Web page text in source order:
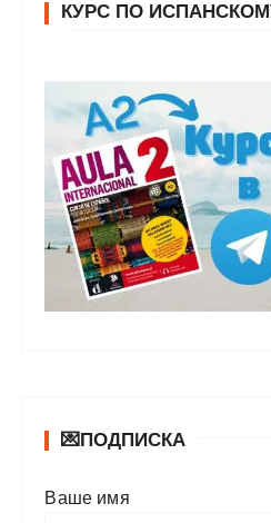
КУРС ПО
💌ПОДПИСКА
Ваше имя